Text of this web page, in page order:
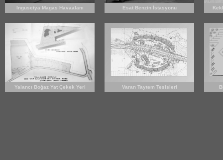
Ingusetya Magas Havaalanı Esat Benzin İstasyonu
Yalancı Boğaz Yat Çekek Yeri Varan Taytem Tesisleri